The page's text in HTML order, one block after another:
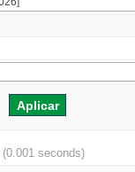
(0.001 seconds)